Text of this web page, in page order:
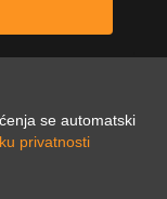
se automatski
privatnosti